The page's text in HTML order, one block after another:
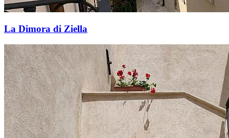
La Dimora di Ziella